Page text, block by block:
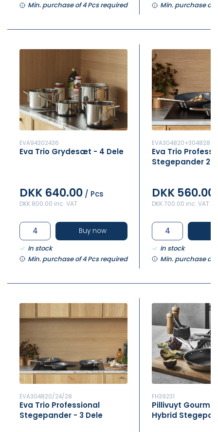
Min. purchase of 4 Pcs required
Min. purchase of
EVA94302436
Eva Trio Grydesæt - 4 Dele
DKK 640.00 / Pcs
DKK 800.00 inc. VAT
Buy now
In stock
Min. purchase of 4 Pcs required
EVA304820+304828
Eva Trio
Stegepander 20
DKK 560.00
DKK 700.00 inc. VAT
In stock
Min. purchase of
EVA304820/24/28
Eva Trio Professional
Stegepander - 3 Dele
FH39231
Pillivuyt
Hybrid